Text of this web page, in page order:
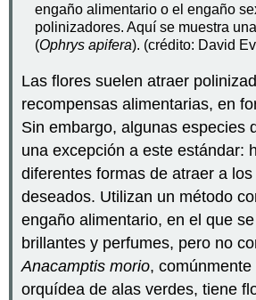
engaño alimentario o el engaño
polinizadores. Aquí se muestra
(Ophrys apifera). (crédito: David
Las flores suelen atraer
recompensas alimentarias, en
Sin embargo, algunas especies
una excepción a este estándar:
diferentes formas de atraer a
deseados. Utilizan un método
engaño alimentario, en el que
brillantes y perfumes, pero no
Anacamptis morio,
orquídea de alas verdes, tiene